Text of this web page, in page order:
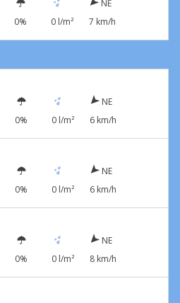
0% 0 l/m²
NE
7 km/h
0% 0 l/m²
NE
6 km/h
0% 0 l/m²
NE
6 km/h
0% 0 l/m²
NE
8 km/h